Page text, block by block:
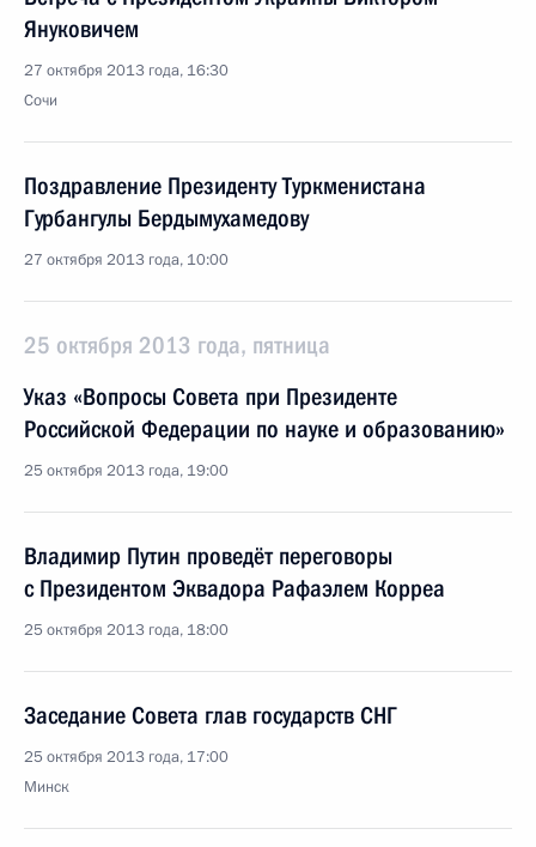
Януковичем
27 октября 2013 года, 16:30
Сочи
Поздравление Президенту Туркменистана
Гурбангулы Бердымухамедову
27 октября 2013 года, 10:00
25 октября 2013 года, пятница
Указ «Вопросы Совета при Президенте
Российской Федерации по науке и образованию»
25 октября 2013 года, 19:00
Владимир Путин проведёт переговоры
с Президентом Эквадора Рафаэлем Корреа
25 октября 2013 года, 18:00
Заседание Совета глав государств СНГ
25 октября 2013 года, 17:00
Минск